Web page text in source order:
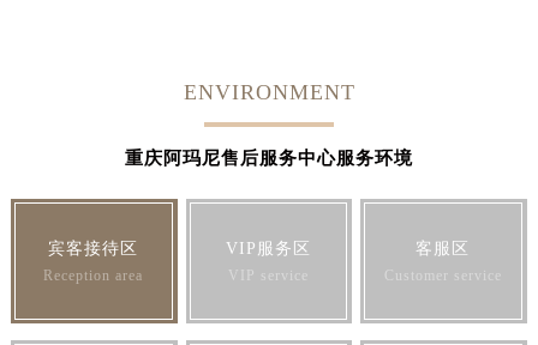
ENVIRONMENT
重庆阿玛尼售后服务中心服务环境
宾客接待区
Reception area
VIP服务区
VIP service
客服区
Customer service